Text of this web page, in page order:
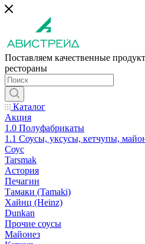
Поставляем качественные
рестораны
Каталог
Акция
1.0 Полуфабрикаты
1.1 Соусы, уксусы, кетчупы,
Соус
Tarsmak
Астория
Печагин
Тамаки (Tamaki)
Хайнц (Heinz)
Dunkan
Прочие соусы
Майонез